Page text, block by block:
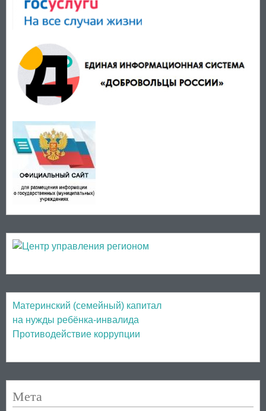
Материнский (семейный) капитал
на нужды ребёнка-инвалида
Противодействие коррупции
Мета